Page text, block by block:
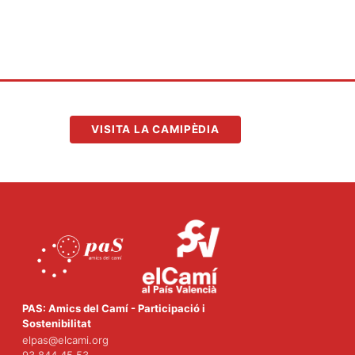
VISITA LA CAMIPÈDIA
PAS: Amics del Camí - Participació i
Sostenibilitat
elpas@elcami.org